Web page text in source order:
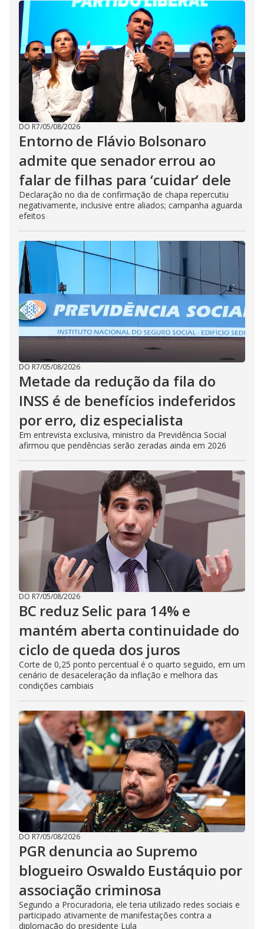
DO R7/05/08/2026
Entorno de Flávio Bolsonaro
admite que senador errou ao
falar de filhas para ‘cuidar’ dele
Declaração no dia de confirmação de chapa repercutiu
negativamente, inclusive entre aliados; campanha aguarda
efeitos
DO R7/05/08/2026
Metade da redução da fila do
INSS é de benefícios indeferidos
por erro, diz especialista
Em entrevista exclusiva, ministro da Previdência Social
afirmou que pendências serão zeradas ainda em 2026
DO R7/05/08/2026
BC reduz Selic para 14% e
mantém aberta continuidade do
ciclo de queda dos juros
Corte de 0,25 ponto percentual é o quarto seguido, em um
cenário de desaceleração da inflação e melhora das
condições cambiais
DO R7/05/08/2026
PGR denuncia ao Supremo
blogueiro Oswaldo Eustáquio por
associação criminosa
Segundo a Procuradoria, ele teria utilizado redes sociais e
participado ativamente de manifestações contra a
diplomação do presidente Lula